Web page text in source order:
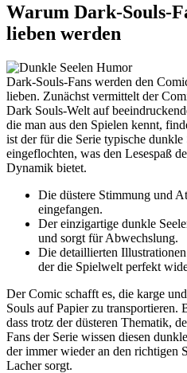
Warum Dark-Souls-
lieben werden
Dark-Souls-Fans werden den
lieben. Zunächst vermittelt der
Dark Souls-Welt auf
die man aus den Spielen kennt,
ist der für die Serie typische
eingeflochten, was den Lesespaß
Dynamik bietet.
Die düstere Stimmung und
eingefangen.
Der einzigartige dunkle
und sorgt für Abwechslung.
Die detaillierten
der die Spielwelt perfekt
Der Comic schafft es, die karge
Souls auf Papier zu transportieren.
dass trotz der düsteren Thematik,
Fans der Serie wissen diesen
der immer wieder an den richtigen
Lacher sorgt.